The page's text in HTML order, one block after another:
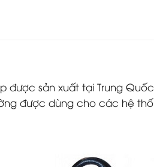
được sản xuất tại Trung
được dùng cho các hệ